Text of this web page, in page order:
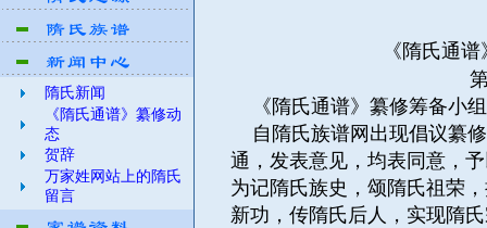
隋氏新闻
《隋氏通谱》纂修动
态
贺辞
万家姓网站上的隋氏
留言
《隋氏通谱》编
第1
《隋氏通谱》纂修筹备小
自隋氏族谱网出现倡议纂
通，发表意见，均表同意，
为记隋氏族史，颂隋氏祖荣
新功，传隋氏后人，实现隋